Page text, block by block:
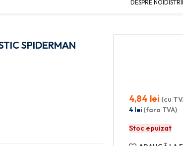
DESPRE NOI
SPIDERMAN
4,84 lei (cu
4 lei (fara TVA)
Stoc epuizat